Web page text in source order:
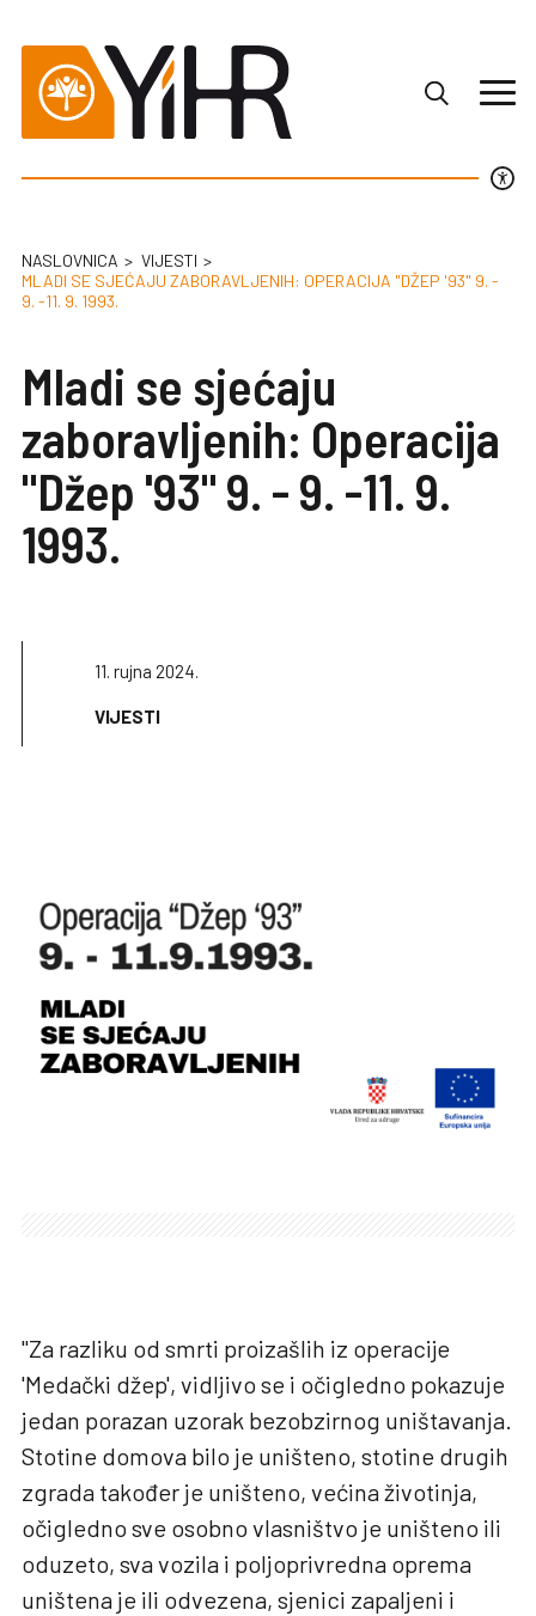
NASLOVNICA
VIJESTI
MLADI SE SJEĆAJU ZABORAVLJENIH: OPERACIJA "DŽEP '93" 9. -
9. -11. 9. 1993.
11. rujna 2024.
VIJESTI
Mladi se sjećaju
zaboravljenih: Operacija
"Džep '93" 9. - 9. -11. 9.
1993.
"Za razliku od smrti proizašlih iz operacije
'Medački džep', vidljivo se i očigledno pokazuje
jedan porazan uzorak bezobzirnog uništavanja.
Stotine domova bilo je uništeno, stotine drugih
zgrada također je uništeno, većina životinja,
očigledno sve osobno vlasništvo je uništeno ili
oduzeto, sva vozila i poljoprivredna oprema
uništena je ili odvezena, sjenici zapaljeni i